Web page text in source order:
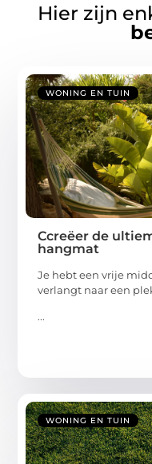
Hier zijn
WONING EN TUIN
Ccreëer de
hangmat
Je hebt een vrije
verlangt naar een
...
WONING EN TUIN